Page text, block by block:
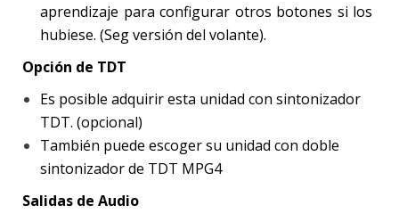
aprendizaje para configurar otros botones si los
hubiese. (Seg versión del volante).
Opción de TDT
Es posible adquirir esta unidad con sintonizador
TDT. (opcional)
También puede escoger su unidad con doble
sintonizador de TDT MPG4
Salidas de Audio